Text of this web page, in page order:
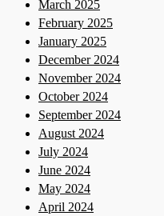
March 2025
February 2025
January 2025
December 2024
November 2024
October 2024
September 2024
August 2024
July 2024
June 2024
May 2024
April 2024